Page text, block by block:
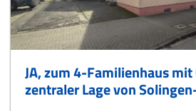
JA, zum 4-Familienhaus mit
zentraler Lage von